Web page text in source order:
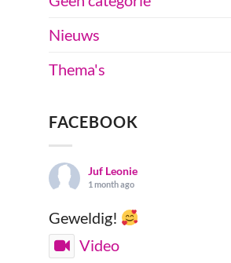
Nieuws
Thema's
FACEBOOK
Juf Leonie
1 month ago
Geweldig!
Video